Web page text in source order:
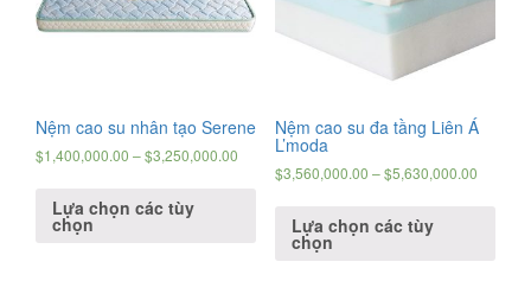
Nệm cao su nhân tạo Serene
$1,400,000.00 –$3,250,000.00
Lựa chọn các tùy
chọn
Nệm cao su đa tầng Liên Á
L’moda
$3,560,000.00 –$5,630,000.00
Lựa chọn các tùy
chọn